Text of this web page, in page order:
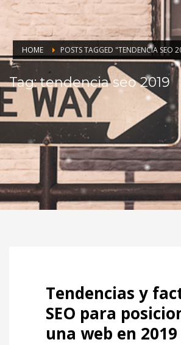
HOME POSTS TAGGED "TENDENCIA SEO
Tag: tendencia seo 2019
Tendencias y
SEO para
una web en 2019